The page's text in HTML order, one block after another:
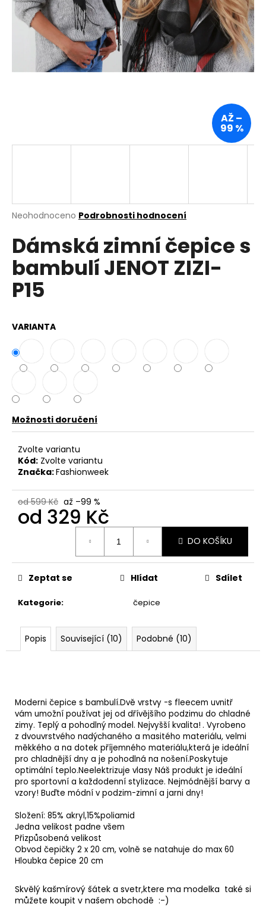
Průměrné
produktu
je
0,0
5
hvězdiček.
Neohodnoceno Podrobnosti hodnocení
Dámská zimní čepice s
bambulí JENOT ZIZI-
P15
VARIANTA
Možnosti doručení
Zvolte variantu
Kód: Zvolte variantu
Značka:Fashionweek
od 599 Kč až –99 %
od 329 Kč
DO KOŠÍKU
Kategorie: čepice
Zeptat se Hlídat Sdílet
AŽ –
99 %
Popis Související (10) Podobné (10)
Moderni čepice s bambulí.Dvě vrstvy -s fleecem uvnitř
vám umožní používat jej od dřívějšího podzimu do chladné
zimy. Teplý a pohodlný model. Nejvyšší kvalita! . Vyrobeno
z dvouvrstvého nadýchaného a masitého materiálu, velmi
měkkého a na dotek příjemného materiálu,která je ideální
pro chladnější dny a je pohodlná na nošení.Poskytuje
optimální teplo.Neelektrizuje vlasy Náš produkt je ideální
pro sportovní a každodenní stylizace. Nejmódnější barvy a
vzory! Buďte módní v podzim-zimní a jarni dny!
Složení: 85% akryl,15%poliamid
Jedna velikost padne všem
Přizpůsobená velikost
Obvod čepičky 2 x 20 cm, volně se natahuje do max 60
Hloubka čepice 20 cm
Skvělý kašmírový šátek a svetr,ktere ma modelka také si
můžete koupit v našem obchodě :-)
a
?
o
p
r
u
č
u
j
m
e
DÁMSKÉ
BAVLNĚNÉ
ŠATY
PLUS
OVERSIZE
K8106
649
Kč
Původně:
899